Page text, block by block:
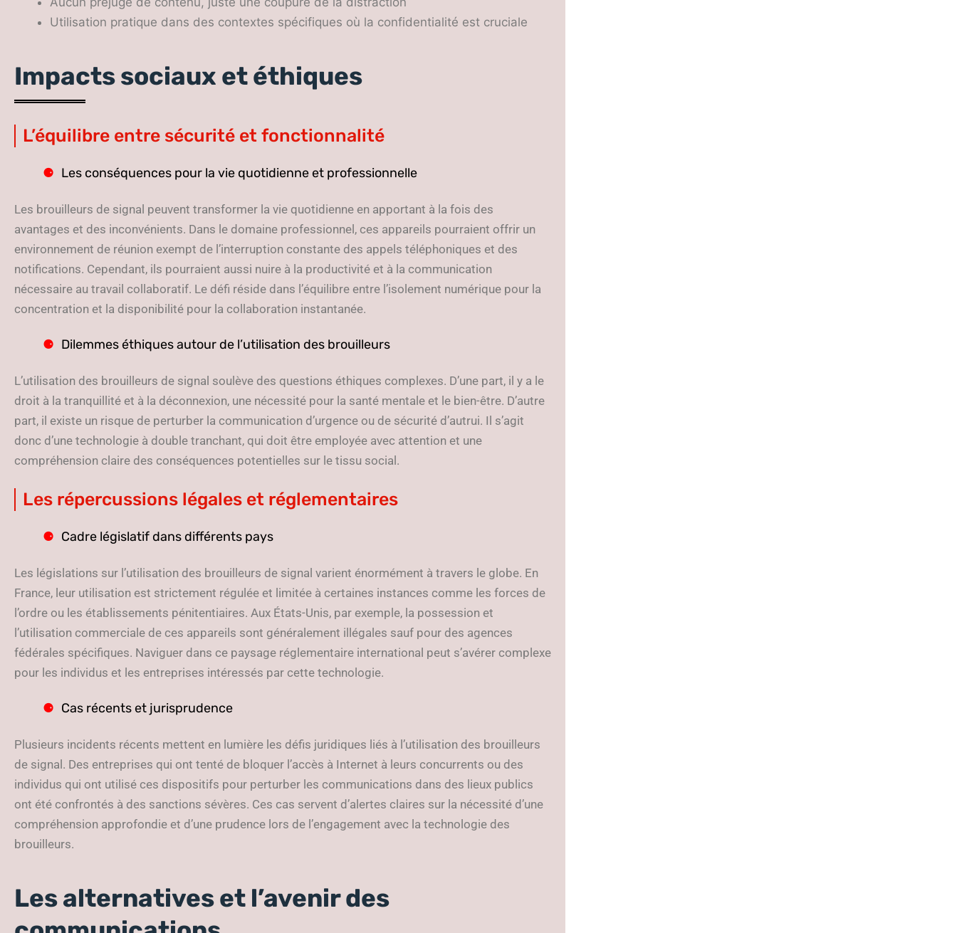
Utilisation pratique dans des contextes spécifiques où la confidentialité est cruciale
Impacts sociaux et éthiques
L’équilibre entre sécurité et fonctionnalité
Les conséquences pour la vie quotidienne et professionnelle
Les brouilleurs de signal peuvent transformer la vie quotidienne en apportant à la fois des
avantages et des inconvénients. Dans le domaine professionnel, ces appareils pourraient offrir un
environnement de réunion exempt de l’interruption constante des appels téléphoniques et des
notifications. Cependant, ils pourraient aussi nuire à la productivité et à la communication
nécessaire au travail collaboratif. Le défi réside dans l’équilibre entre l’isolement numérique pour la
concentration et la disponibilité pour la collaboration instantanée.
Dilemmes éthiques autour de l’utilisation des brouilleurs
L’utilisation des brouilleurs de signal soulève des questions éthiques complexes. D’une part, il y a le
droit à la tranquillité et à la déconnexion, une nécessité pour la santé mentale et le bien-être. D’autre
part, il existe un risque de perturber la communication d’urgence ou de sécurité d’autrui. Il s’agit
donc d’une technologie à double tranchant, qui doit être employée avec attention et une
compréhension claire des conséquences potentielles sur le tissu social.
Les répercussions légales et réglementaires
Cadre législatif dans différents pays
Les législations sur l’utilisation des brouilleurs de signal varient énormément à travers le globe. En
France, leur utilisation est strictement régulée et limitée à certaines instances comme les forces de
l’ordre ou les établissements pénitentiaires. Aux États-Unis, par exemple, la possession et
l’utilisation commerciale de ces appareils sont généralement illégales sauf pour des agences
fédérales spécifiques. Naviguer dans ce paysage réglementaire international peut s’avérer complexe
pour les individus et les entreprises intéressés par cette technologie.
Cas récents et jurisprudence
Plusieurs incidents récents mettent en lumière les défis juridiques liés à l’utilisation des brouilleurs
de signal. Des entreprises qui ont tenté de bloquer l’accès à Internet à leurs concurrents ou des
individus qui ont utilisé ces dispositifs pour perturber les communications dans des lieux publics
ont été confrontés à des sanctions sévères. Ces cas servent d’alertes claires sur la nécessité d’une
compréhension approfondie et d’une prudence lors de l’engagement avec la technologie des
brouilleurs.
Les alternatives et l’avenir des